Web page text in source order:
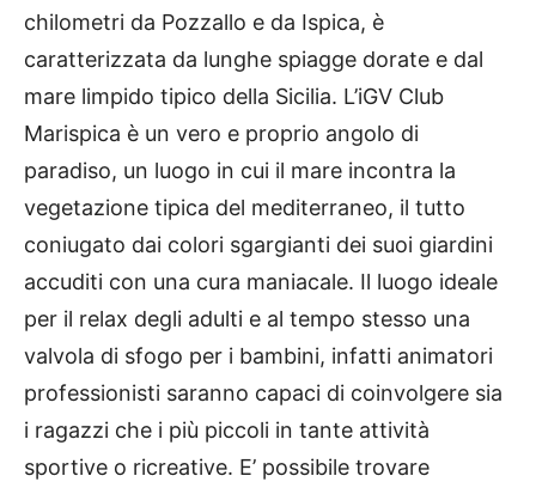
chilometri da Pozzallo e da Ispica, è
caratterizzata da lunghe spiagge dorate e dal
mare limpido tipico della Sicilia. L’iGV Club
Marispica è un vero e proprio angolo di
paradiso, un luogo in cui il mare incontra la
vegetazione tipica del mediterraneo, il tutto
coniugato dai colori sgargianti dei suoi giardini
accuditi con una cura maniacale. Il luogo ideale
per il relax degli adulti e al tempo stesso una
valvola di sfogo per i bambini, infatti animatori
professionisti saranno capaci di coinvolgere sia
i ragazzi che i più piccoli in tante attività
sportive o ricreative. E’ possibile trovare